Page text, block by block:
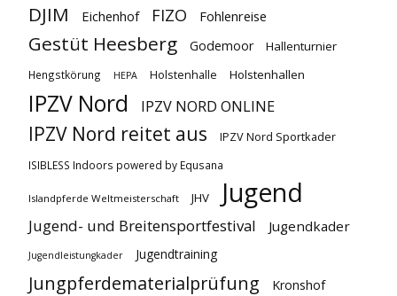
DJIM Eichenhof FIZO Fohlenreise
Gestüt Heesberg Godemoor Hallenturnier
Hengstkörung HEPA Holstenhalle Holstenhallen
IPZV Nord IPZV NORD ONLINE
IPZV Nord reitet aus IPZV Nord Sportkader
ISIBLESS Indoors powered by Equsana
Islandpferde Weltmeisterschaft JHV Jugend
Jugend- und Breitensportfestival Jugendkader
Jugendleistungkader Jugendtraining
Jungpferdematerialprüfung Kronshof